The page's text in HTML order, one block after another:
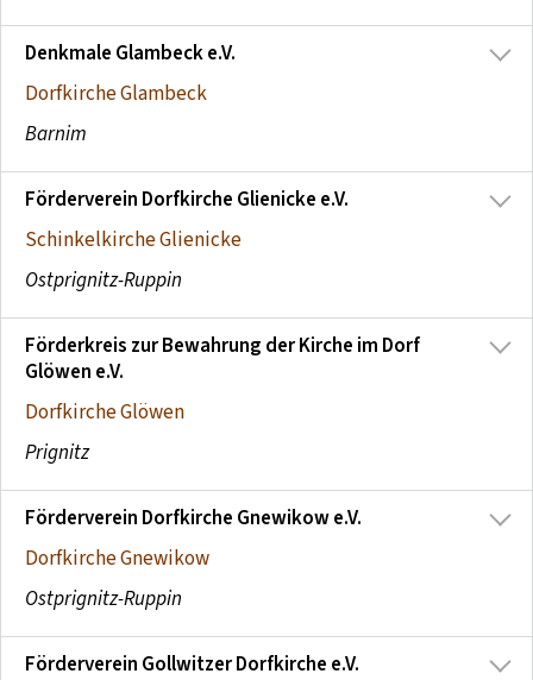
Denkmale Glambeck e.V.
Dorfkirche Glambeck
Barnim
Förderverein Dorfkirche Glienicke e.V.
Schinkelkirche Glienicke
Ostprignitz-Ruppin
Förderkreis zur Bewahrung der Kirche im Dorf
Glöwen e.V.
Dorfkirche Glöwen
Prignitz
Förderverein Dorfkirche Gnewikow e.V.
Dorfkirche Gnewikow
Ostprignitz-Ruppin
Förderverein Gollwitzer Dorfkirche e.V.